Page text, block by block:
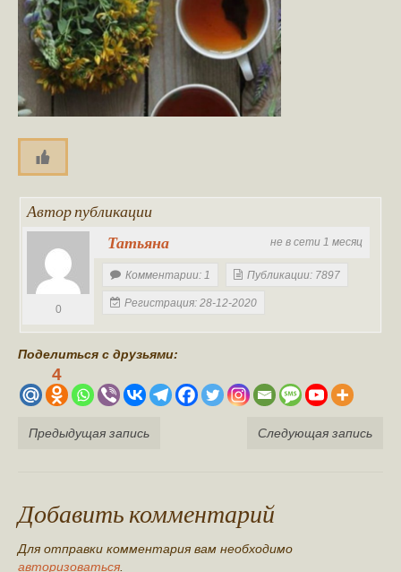
Автор публикации
не в сети 1 месяц
Татьяна
0
Комментарии: 1 Публикации: 7897
Регистрация: 28-12-2020
Поделиться с друзьями:
4
Предыдущая запись Следующая запись
Добавить комментарий
Для отправки комментария вам необходимо
авторизоваться